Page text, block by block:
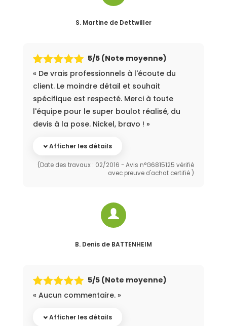
S. Martine de Dettwiller
5/5 (Note moyenne)
« De vrais professionnels à l'écoute du
client. Le moindre détail et souhait
spécifique est respecté. Merci à toute
l'équipe pour le super boulot réalisé, du
devis à la pose. Nickel, bravo ! »
Afficher les détails
(Date des travaux : 02/2016 - Avis n°G6815125 vérifié
avec preuve d'achat certifié )
B. Denis de BATTENHEIM
5/5 (Note moyenne)
« Aucun commentaire. »
Afficher les détails